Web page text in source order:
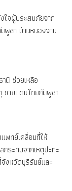
ใจผู้ประสบภัยจาก
พูชา บ้านหนองจาน
นี ช่วยเหลือ
ชายแดนไทยกัมพูชา
พทย์เคลื่อนที่ให้
ระทบจากเหตุปะทะ
งหวัดบุรีรัมย์และ